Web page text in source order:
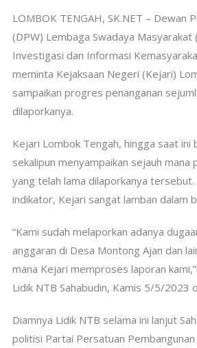
LOMBOK TENGAH, SK.NET – Dewan
(DPW) Lembaga Swadaya Masyarakat
Investigasi dan Informasi
meminta Kejaksaan Negeri (Kejari)
sampaikan progres penanganan
dilaporkanya.
Kejari Lombok Tengah, hingga saat ini
sekalipun menyampaikan sejauh mana
yang telah lama dilaporkanya
indikator, Kejari sangat lamban dalam
“Kami sudah melaporkan adanya
anggaran di Desa Montong Ajan dan
mana Kejari memproses laporan
Lidik NTB Sahabudin, Kamis 5/5/2023
Diamnya Lidik NTB selama ini lanjut
politisi Partai Persatuan Pembangunan